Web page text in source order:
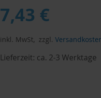
7,43 €
inkl. MwSt, zzgl.
Lieferzeit: ca. 2-3 Werktage